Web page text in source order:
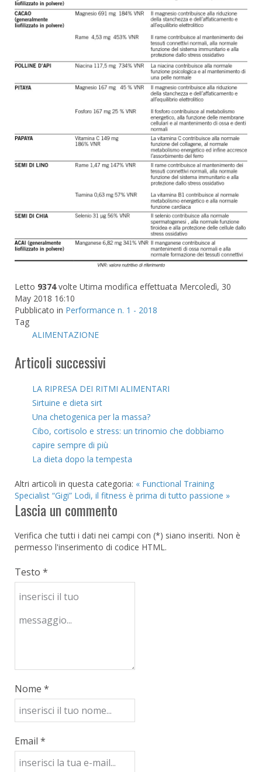
Letto 9374volte Utima modifica effettuata Mercoledì, 30
May 2018 16:10
Pubblicato in Performance n. 1 - 2018
Tag
ALIMENTAZIONE
Articoli successivi
LA RIPRESA DEI RITMI ALIMENTARI
Sirtuine e dieta sirt
Una chetogenica per la massa?
Cibo, cortisolo e stress: un trinomio che dobbiamo
capire sempre di più
La dieta dopo la tempesta
Altri articoli in questa categoria: « Functional Training
Specialist “Gigi” Lodi, il fitness è prima di tutto passione »
Lascia un commento
Verifica che tutti i dati nei campi con (*) siano inseriti. Non è
permesso l'inserimento di codice HTML.
Testo *
Nome *
Email *